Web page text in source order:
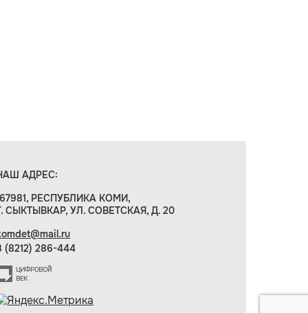
АДРЕС:
РЕСПУБЛИКА КОМИ,
СЫКТЫВКАР, УЛ. СОВЕТСКАЯ, Д. 20
(8212) 286-444